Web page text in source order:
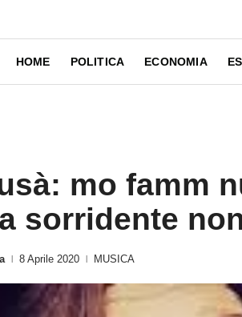
HOME POLITICA ECONOMIA
mo famm
sorridente
8 Aprile 2020 MUSICA